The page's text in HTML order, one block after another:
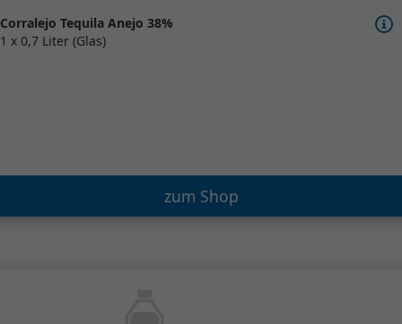
Corralejo Tequila Anejo 38%
1 x 0,7 Liter (Glas)
zum Shop